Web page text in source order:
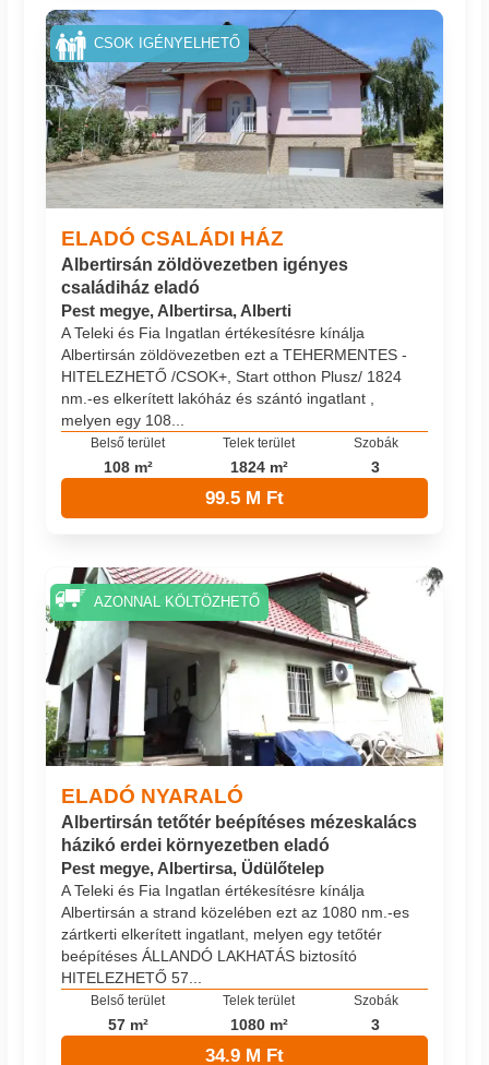
ELADÓ CSALÁDI HÁZ
Albertirsán zöldövezetben igényes
családiház eladó
Pest megye, Albertirsa, Alberti
A Teleki és Fia Ingatlan értékesítésre kínálja
Albertirsán zöldövezetben ezt a TEHERMENTES -
HITELEZHETŐ /CSOK+, Start otthon Plusz/ 1824
nm.-es elkerített lakóház és szántó ingatlant ,
melyen egy 108...
Belső terület
108 m²
Telek terület
1824 m²
Szobák
3
99.5 M Ft
CSOK IGÉNYELHETŐ
ELADÓ NYARALÓ
Albertirsán tetőtér beépítéses mézeskalács
házikó erdei környezetben eladó
Pest megye, Albertirsa, Üdülőtelep
A Teleki és Fia Ingatlan értékesítésre kínálja
Albertirsán a strand közelében ezt az 1080 nm.-es
zártkerti elkerített ingatlant, melyen egy tetőtér
beépítéses ÁLLANDÓ LAKHATÁS biztosító
HITELEZHETŐ 57...
Belső terület
57 m²
Telek terület
1080 m²
Szobák
3
34.9 M Ft
AZONNAL KÖLTÖZHETŐ